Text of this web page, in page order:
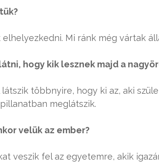
Mi ránk még vártak
hogy kik lesznek majd a
többnyire, hogy ki az, aki
meglátszik.
velük az ember?
veszik fel az egyetemre, akik